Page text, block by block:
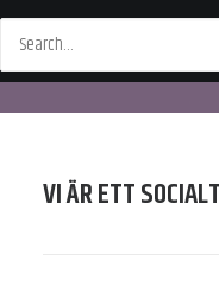
VI ÄR ETT